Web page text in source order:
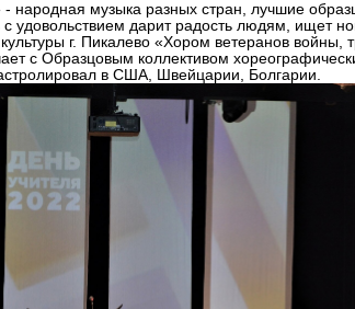
народная музыка разных стран, лучшие
удовольствием дарит радость людям, ищет
г. Пикалево «Хором ветеранов войны,
с Образцовым коллективом
в США, Швейцарии, Болгарии.